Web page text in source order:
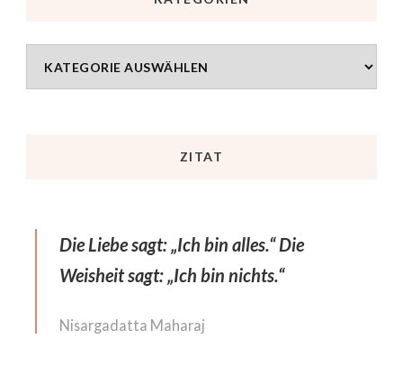
ZITAT
Die Liebe sagt: „Ich bin alles.“ Die
Weisheit sagt: „Ich bin nichts.“
Nisargadatta Maharaj